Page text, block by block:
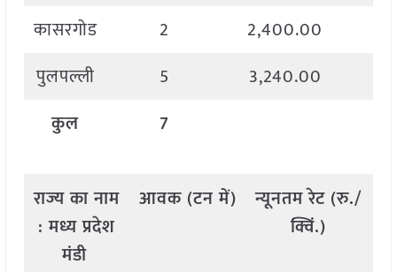
कासरगोड 2 2,400.00
पुलपल्ली
5 3,240.00
कुल
7
राज्यकानाम
:मध्यप्रदेश
मंडी
आवक (टनमें) न्यूनतमरेट (रु./
क्विं.)